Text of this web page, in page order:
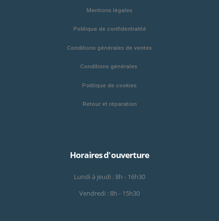
Mentions légales
Politique de confidentialité
Conditions générales de ventes
Conditions générales
Politique de cookies
Retour et réparation
Horaires d'ouverture
Lundi à jeudi : 8h - 16h30
Vendredi : 8h - 15h30